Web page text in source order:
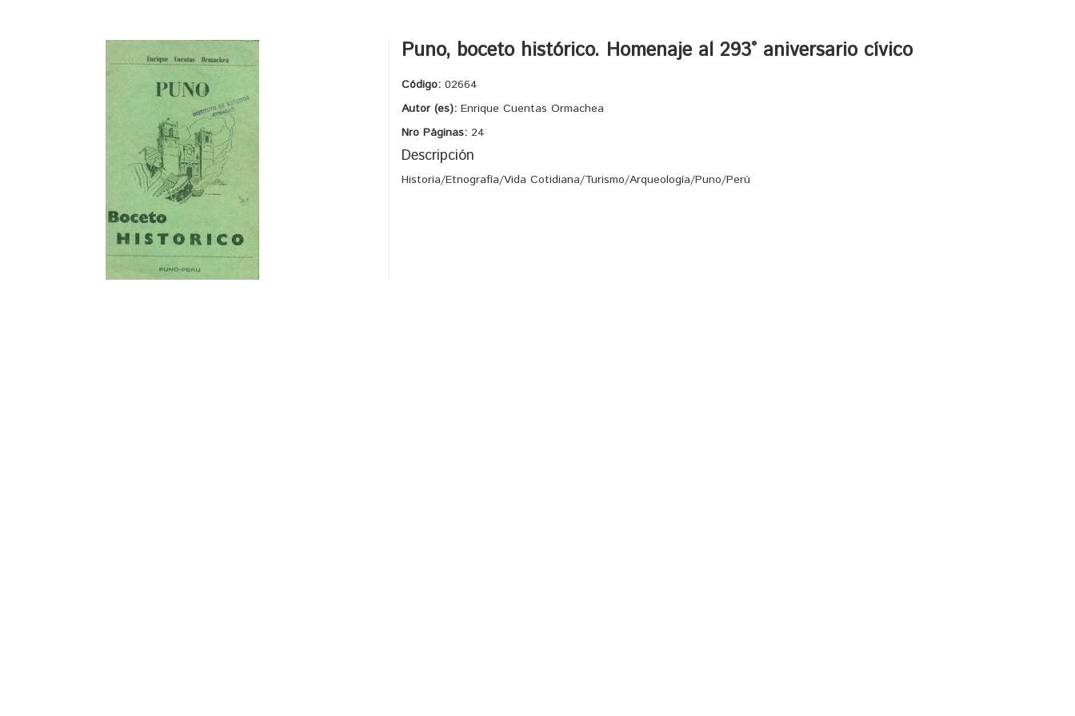
Puno, boceto histórico. Homenaje al 293° aniversario cívico
Código: 02664
Autor (es): Enrique Cuentas Ormachea
Nro Páginas: 24
Descripción
Historia/Etnografía/Vida Cotidiana/Turismo/Arqueología/Puno/Perú